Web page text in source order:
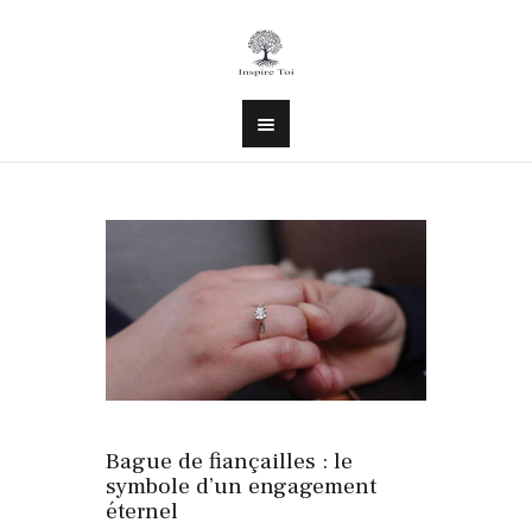
28 janvier 2026
NON CLASSÉ
Bague de fiançailles : le
symbole d’un engagement
éternel